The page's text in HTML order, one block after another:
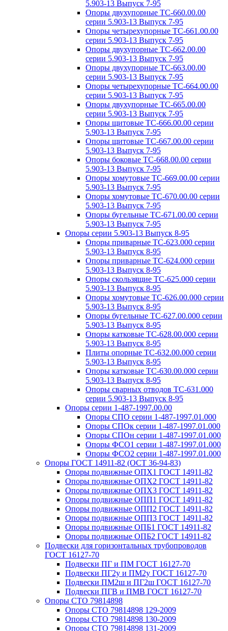
5.903-13 Выпуск 7-95
Опоры двухупорные ТС-660.00.00
серии 5.903-13 Выпуск 7-95
Опоры четырехупорные ТС-661.00.00
серии 5.903-13 Выпуск 7-95
Опоры двухупорные ТС-662.00.00
серии 5.903-13 Выпуск 7-95
Опоры двухупорные ТС-663.00.00
серии 5.903-13 Выпуск 7-95
Опоры четырехупорные ТС-664.00.00
серии 5.903-13 Выпуск 7-95
Опоры двухупорные ТС-665.00.00
серии 5.903-13 Выпуск 7-95
Опоры щитовые ТС-666.00.00 серии
5.903-13 Выпуск 7-95
Опоры щитовые ТС-667.00.00 серии
5.903-13 Выпуск 7-95
Опоры боковые ТС-668.00.00 серии
5.903-13 Выпуск 7-95
Опоры хомутовые ТС-669.00.00 серии
5.903-13 Выпуск 7-95
Опоры хомутовые ТС-670.00.00 серии
5.903-13 Выпуск 7-95
Опоры бугельные ТС-671.00.00 серии
5.903-13 Выпуск 7-95
Опоры серии 5.903-13 Выпуск 8-95
Опоры приварные ТС-623.000 серии
5.903-13 Выпуск 8-95
Опоры приварные ТС-624.000 серии
5.903-13 Выпуск 8-95
Опоры скользящие ТС-625.000 серии
5.903-13 Выпуск 8-95
Опоры хомутовые ТС-626.00.000 серии
5.903-13 Выпуск 8-95
Опоры бугельные ТС-627.00.000 серии
5.903-13 Выпуск 8-95
Опоры катковые ТС-628.00.000 серии
5.903-13 Выпуск 8-95
Плиты опорные ТС-632.00.000 серии
5.903-13 Выпуск 8-95
Опоры катковые ТС-630.00.000 серии
5.903-13 Выпуск 8-95
Опоры сварных отводов ТС-631.000
серии 5.903-13 Выпуск 8-95
Опоры серии 1-487-1997.00.00
Опоры СПО серии 1-487-1997.01.000
Опоры СПОк серии 1-487-1997.01.000
Опоры СПОн серии 1-487-1997.01.000
Опоры ФСО1 серии 1-487-1997.01.000
Опоры ФСО2 серии 1-487-1997.01.000
Опоры ГОСТ 14911-82 (ОСТ 36-94-83)
Опоры подвижные ОПХ1 ГОСТ 14911-82
Опоры подвижные ОПХ2 ГОСТ 14911-82
Опоры подвижные ОПХ3 ГОСТ 14911-82
Опоры подвижные ОПП1 ГОСТ 14911-82
Опоры подвижные ОПП2 ГОСТ 14911-82
Опоры подвижные ОПП3 ГОСТ 14911-82
Опоры подвижные ОПБ1 ГОСТ 14911-82
Опоры подвижные ОПБ2 ГОСТ 14911-82
Подвески для горизонтальных трубопроводов
ГОСТ 16127-70
Подвески ПГ и ПМ ГОСТ 16127-70
Подвески ПГ2у и ПМ2у ГОСТ 16127-70
Подвески ПМ2ш и ПГ2ш ГОСТ 16127-70
Подвески ПГВ и ПМВ ГОСТ 16127-70
Опоры СТО 79814898
Опоры СТО 79814898 129-2009
Опоры СТО 79814898 130-2009
Опоры СТО 79814898 131-2009